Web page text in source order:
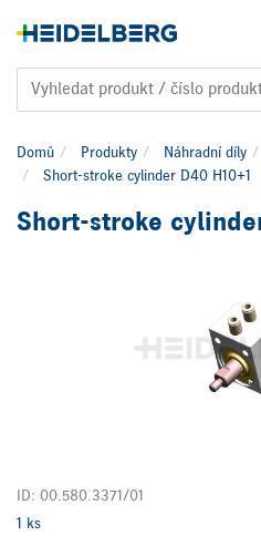
Domů Produkty Náhradní díly
Short-stroke cylinder D40 H10+1
Short-stroke
ID: 00.580.3371/01
1 ks